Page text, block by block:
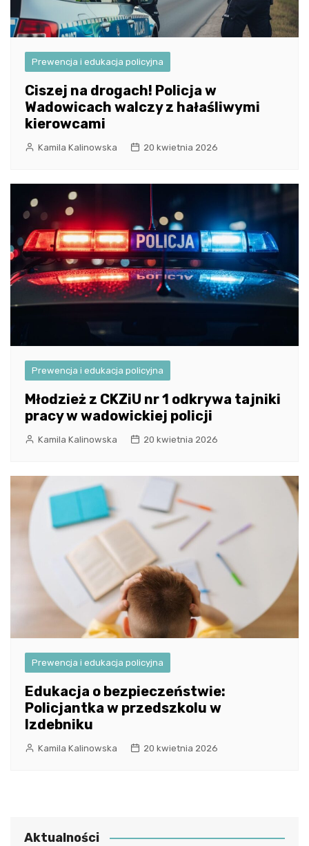
Prewencja i edukacja policyjna
Ciszej na drogach! Policja w
Wadowicach walczy z hałaśliwymi
kierowcami
Kamila Kalinowska 20 kwietnia 2026
Prewencja i edukacja policyjna
Młodzież z CKZiU nr 1 odkrywa tajniki
pracy w wadowickiej policji
Kamila Kalinowska 20 kwietnia 2026
Prewencja i edukacja policyjna
Edukacja o bezpieczeństwie:
Policjantka w przedszkolu w
Izdebniku
Kamila Kalinowska 20 kwietnia 2026
Aktualności